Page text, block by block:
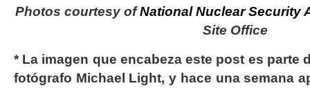
Photos courtesy ofNational Nuclear Security
Site Office
* La imagen que encabeza este post es parte
fotógrafo Michael Light, y hace una semana